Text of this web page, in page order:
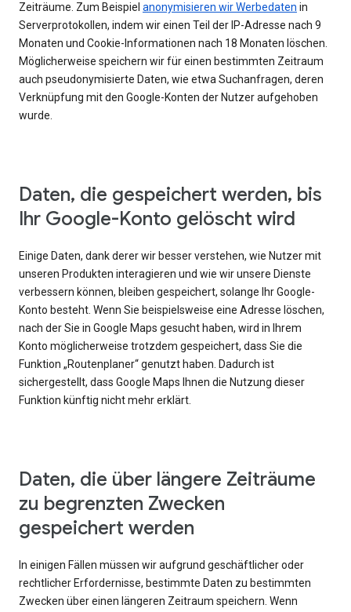
Zeiträume. Zum Beispiel anonymisieren wir Werbedaten in
Serverprotokollen, indem wir einen Teil der IP-Adresse nach 9
Monaten und Cookie-Informationen nach 18 Monaten löschen.
Möglicherweise speichern wir für einen bestimmten Zeitraum
auch pseudonymisierte Daten, wie etwa Suchanfragen, deren
Verknüpfung mit den Google-Konten der Nutzer aufgehoben
wurde.
Daten, die gespeichert werden, bis
Ihr Google-Konto gelöscht wird
Einige Daten, dank derer wir besser verstehen, wie Nutzer mit
unseren Produkten interagieren und wie wir unsere Dienste
verbessern können, bleiben gespeichert, solange Ihr Google-
Konto besteht. Wenn Sie beispielsweise eine Adresse löschen,
nach der Sie in Google Maps gesucht haben, wird in Ihrem
Konto möglicherweise trotzdem gespeichert, dass Sie die
Funktion „Routenplaner“ genutzt haben. Dadurch ist
sichergestellt, dass Google Maps Ihnen die Nutzung dieser
Funktion künftig nicht mehr erklärt.
Daten, die über längere Zeiträume
zu begrenzten Zwecken
gespeichert werden
In einigen Fällen müssen wir aufgrund geschäftlicher oder
rechtlicher Erfordernisse, bestimmte Daten zu bestimmten
Zwecken über einen längeren Zeitraum speichern. Wenn